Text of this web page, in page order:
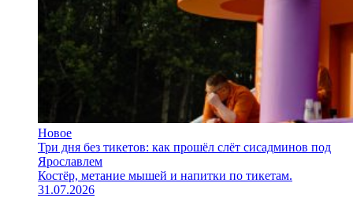
Новое
Три дня без тикетов: как прошёл слёт сисадминов под
Ярославлем
Костёр, метание мышей и напитки по тикетам.
31.07.2026